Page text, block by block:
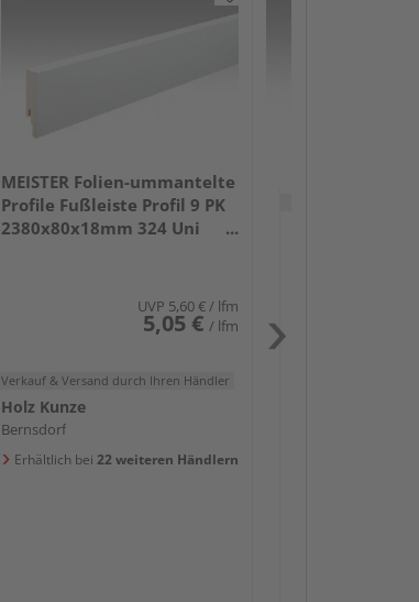
MEISTER Folien-ummantelte
Profile Fußleiste Profil 9 PK
2380x80x18mm 324 Uni
UVP 5,60 € / lfm
5,05 € / lfm
Verkauf & Versand durch Ihren Händler
Holz Kunze
Bernsdorf
Erhältlich bei 22 weiteren Händlern